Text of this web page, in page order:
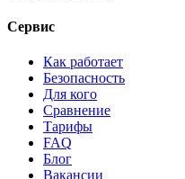
Сервис
Как работает
Безопасность
Для кого
Сравнение
Тарифы
FAQ
Блог
Вакансии